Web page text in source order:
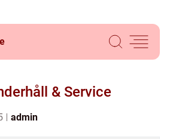
& Service
admin